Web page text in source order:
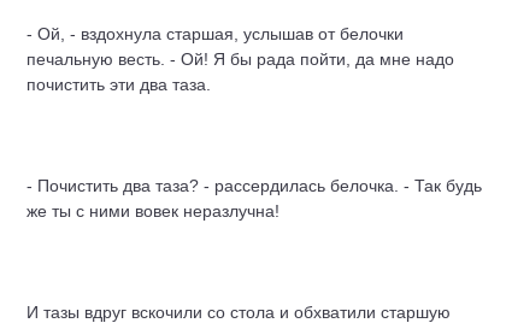
- Ой, - вздохнула старшая, услышав от белочки
печальную весть. - Ой! Я бы рада пойти, да мне надо
почистить эти два таза.
- Почистить два таза? - рассердилась белочка. - Так будь
же ты с ними вовек неразлучна!
И тазы вдруг вскочили со стола и обхватили старшую